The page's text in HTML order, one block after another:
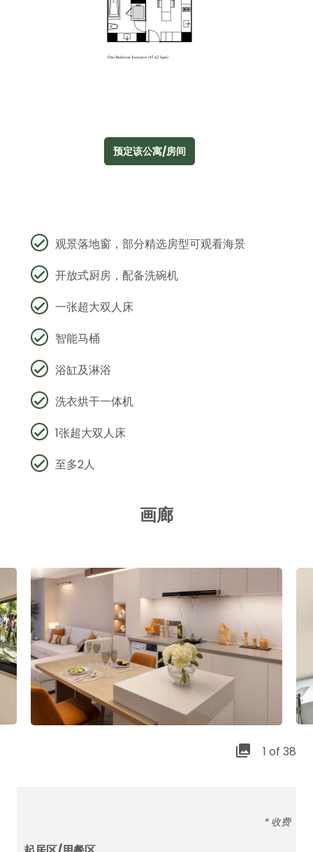
预定该公寓/房间
观景落地窗，部分精选房型可观看海景
开放式厨房，配备洗碗机
一张超大双人床
智能马桶
浴缸及淋浴
洗衣烘干一体机
1张超大双人床
至多2人
画廊
1 of 38
* 收费